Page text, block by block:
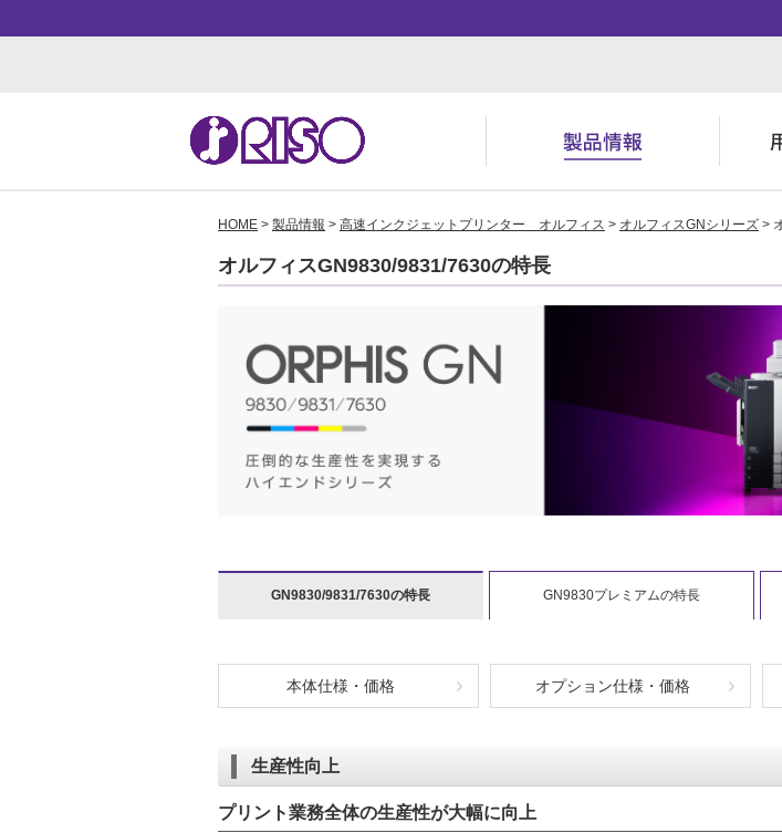
用途・事例紹介 トップ ソリューション
お役立ち記事
サポート トップ よくあるご質問（FAQ）
ダウンロード
知る・学ぶTOP かんたん会社案内
数字でわかる理想科学
企業情報TOP ごあいさつ
事業拠点一覧
閉じる
HOME > 製品情報 > 高速インクジェットプリンター オルフィス > オルフィスGNシリーズ >
オルフィスGN9830/9831/7630の特長
GN9830/9831/7630の特長 GN9830プレミアムの特長
本体仕様・価格 オプション仕様・価格
生産性向上
プリント業務全体の生産性が大幅に向上